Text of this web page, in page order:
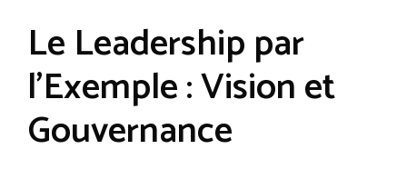
Le Leadership par
l’Exemple : Vision et
Gouvernance